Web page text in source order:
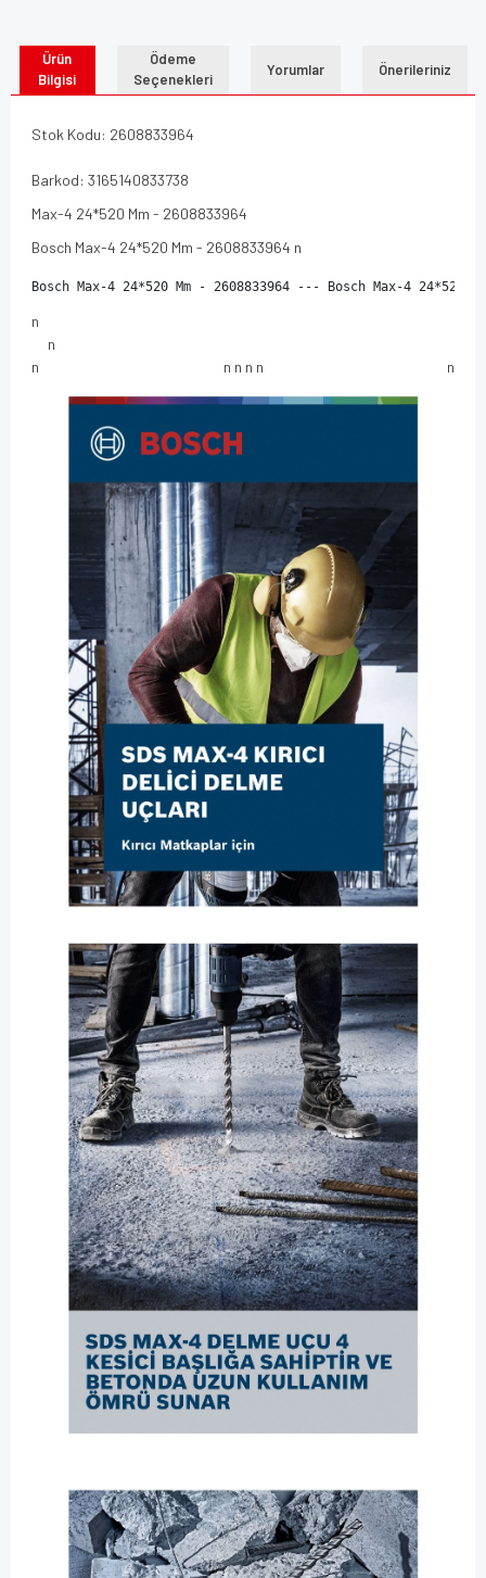
Ürün
Bilgisi
Ödeme
Seçenekleri
Yorumlar Önerileriniz
Stok Kodu: 2608833964
Barkod: 3165140833738
Max-4 24*520 Mm - 2608833964
Bosch Max-4 24*520 Mm - 2608833964 n
Bosch Max-4 24*520 Mm - 2608833964 --- Bosch Max-4 24*520
n
n
n
n n n n n